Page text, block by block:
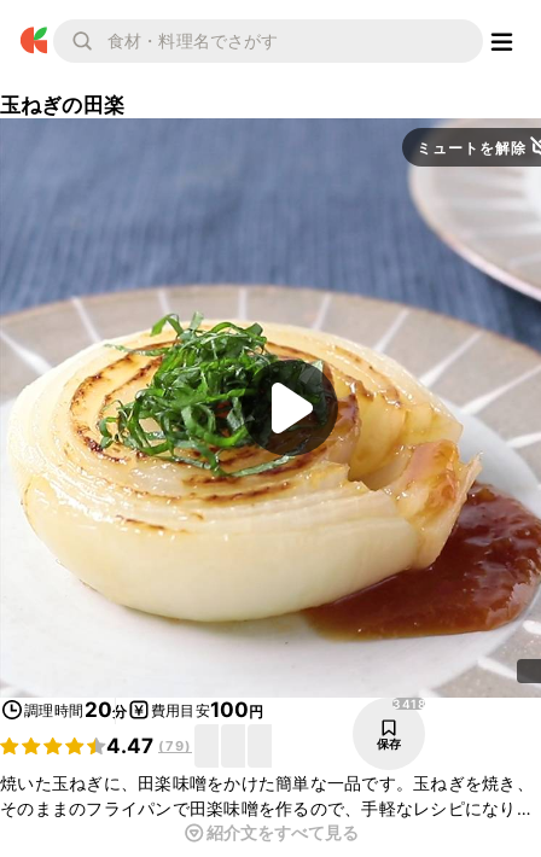
玉ねぎの田楽
ミュートを解除
調理時間 20分 費用目安100円
4.47 (79)
3418
保存
焼いた玉ねぎに、田楽味噌をかけた簡単な一品です。玉ねぎを焼き、
そのままのフライパンで田楽味噌を作るので、手軽なレシピになりま
す。今回の田楽味噌にすりごまを加えて、ごま味噌田楽にしても美味
紹介文をすべて見る